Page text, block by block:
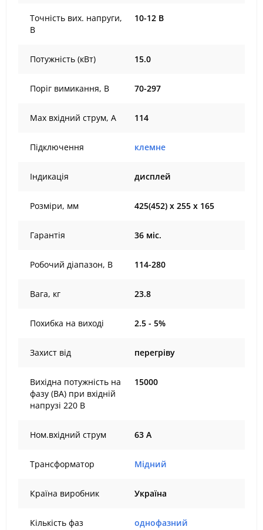
Точність вих. напруги,
В
10-12 В
Потужність (кВт) 15.0
Поріг вимикання, В 70-297
Max вхідний струм, А 114
Підключення клемне
Індикація дисплей
Розміри, мм 425(452) х 255 х 165
Гарантія 36 міс.
Робочий діапазон, В 114-280
Вага, кг 23.8
Похибка на виході 2.5 - 5%
Захист від перегріву
Вихідна потужність на
фазу (ВА) при вхідній
напрузі 220 В
15000
Ном.вхідний струм 63 А
Трансформатор Мідний
Країна виробник Україна
Кількість фаз однофазний